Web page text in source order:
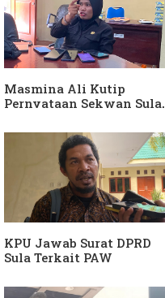
Soal Intervensi Politik,
Langkah Wakil Ketua
Komisi I Bukan
intervensi Politik
Masmina Ali Kutip
Pernyataan Sekwan Sula,
Diduga Jadikan
Keponakan "ATM
Berjalan"
KPU Jawab Surat DPRD
Sula Terkait PAW
Hanura